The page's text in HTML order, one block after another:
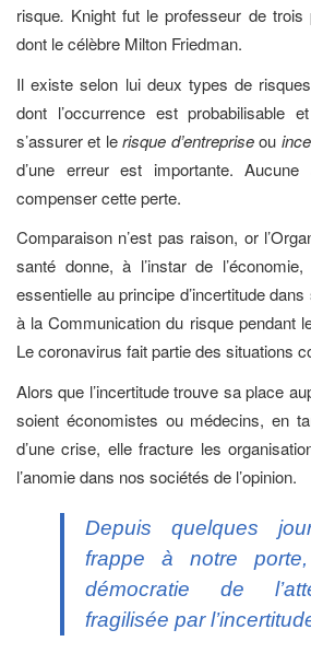
risque. Knight fut le professeur de trois
dont le célèbre Milton Friedman.
Il existe selon lui deux types de
dont l’occurrence est probabilisable
s’assurer et lerisque d’entrepriseou
d’une erreur est importante.
compenser cette perte.
Comparaison n’est pas raison, or
santé donne, à l’instar de
essentielle au principe d’incertitude
à la Communication du risque pendant
Le coronavirus fait partie des situations
Alors que l’incertitude trouve sa place
soient économistes ou médecins, en
d’une crise, elle fracture les
l’anomie dans nos sociétés de l’opinion.
Depuis quelques
frappe à notre
démocratie de
fragilisée par